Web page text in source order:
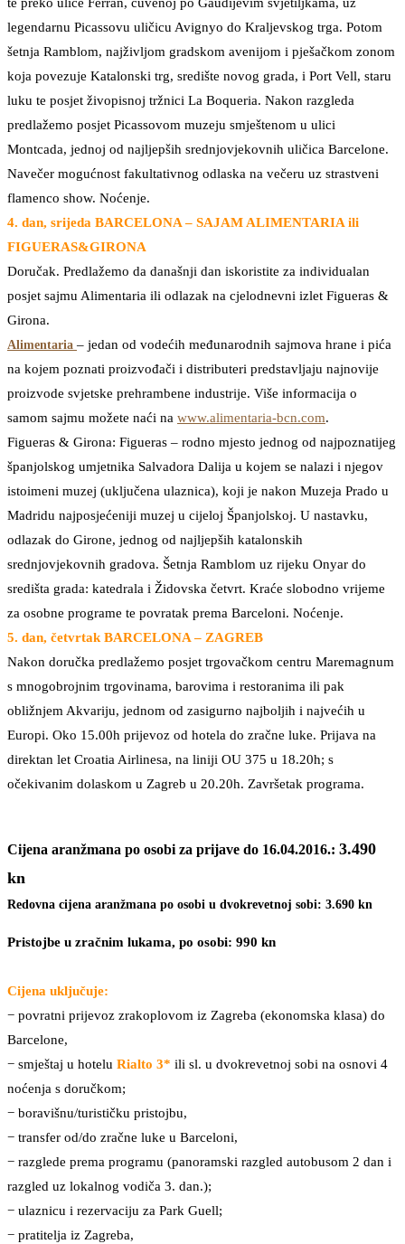
legendarnu Picassovu uličicu Avignyo do Kraljevskog trga. Potom
šetnja Ramblom, najživljom gradskom avenijom i pješačkom zonom
koja povezuje Katalonski trg, središte novog grada, i Port Vell, staru
luku te posjet živopisnoj tržnici La Boqueria. Nakon razgleda
predlažemo posjet Picassovom muzeju smještenom u ulici
Montcada, jednoj od najljepših srednjovjekovnih uličica Barcelone.
Navečer mogućnost fakultativnog odlaska na večeru uz strastveni
flamenco show. Noćenje.
4. dan, srijeda BARCELONA – SAJAM ALIMENTARIA ili
FIGUERAS&GIRONA
Doručak. Predlažemo da današnji dan iskoristite za individualan
posjet sajmu Alimentaria ili odlazak na cjelodnevni izlet Figueras &
Girona.
Alimentaria – jedan od vodećih međunarodnih sajmova hrane i pića
na kojem poznati proizvođači i distributeri predstavljaju najnovije
proizvode svjetske prehrambene industrije. Više informacija o
samom sajmu možete naći na www.alimentaria-bcn.com.
Figueras & Girona: Figueras – rodno mjesto jednog od najpoznatijeg
španjolskog umjetnika Salvadora Dalija u kojem se nalazi i njegov
istoimeni muzej (uključena ulaznica), koji je nakon Muzeja Prado u
Madridu najposjećeniji muzej u cijeloj Španjolskoj. U nastavku,
odlazak do Girone, jednog od najljepših katalonskih
srednjovjekovnih gradova. Šetnja Ramblom uz rijeku Onyar do
središta grada: katedrala i Židovska četvrt. Kraće slobodno vrijeme
za osobne programe te povratak prema Barceloni. Noćenje.
5. dan, četvrtak BARCELONA – ZAGREB
Nakon doručka predlažemo posjet trgovačkom centru Maremagnum
s mnogobrojnim trgovinama, barovima i restoranima ili pak
obližnjem Akvariju, jednom od zasigurno najboljih i najvećih u
Europi. Oko 15.00h prijevoz od hotela do zračne luke. Prijava na
direktan let Croatia Airlinesa, na liniji OU 375 u 18.20h; s
očekivanim dolaskom u Zagreb u 20.20h. Završetak programa.
Cijena aranžmana po osobi za prijave do 16.04.2016.: 3.490
kn
Redovna cijena aranžmana po osobi u dvokrevetnoj sobi: 3.690 kn
Pristojbe u zračnim lukama, po osobi: 990 kn
Cijena uključuje:
− povratni prijevoz zrakoplovom iz Zagreba (ekonomska klasa) do
Barcelone,
− smještaj u hotelu Rialto 3* ili sl. u dvokrevetnoj sobi na osnovi 4
noćenja s doručkom;
− boravišnu/turističku pristojbu,
− transfer od/do zračne luke u Barceloni,
− razglede prema programu (panoramski razgled autobusom 2 dan i
razgled uz lokalnog vodiča 3. dan.);
− ulaznicu i rezervaciju za Park Guell;
− pratitelja iz Zagreba,